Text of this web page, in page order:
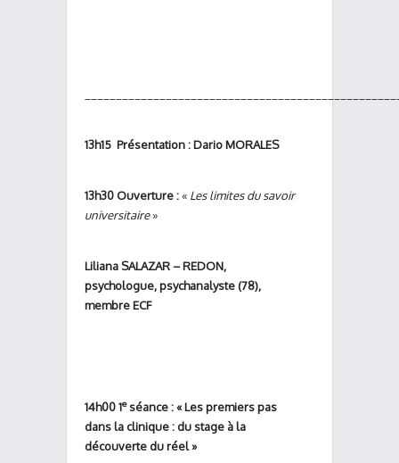
13h15 Présentation :Dario MORALES
13h30 Ouverture :« Les limites du savoir
universitaire»
Liliana SALAZAR – REDON,
psychologue, psychanalyste (78),
membre ECF
14h00 1eséance : « Les premiers pas
dans la clinique : du stage à la
découverte du réel »